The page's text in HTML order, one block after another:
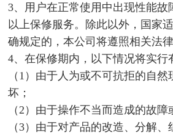
3、用户在正常使用中出现性能故
以上保修服务。除此以外，国家
确规定的，本公司将遵照相关法律
4、在保修期内，以下情况将实行
（1）由于人为或不可抗拒的自
坏；
（2）由于操作不当而造成的故障
（3）由于对产品的改造、分解